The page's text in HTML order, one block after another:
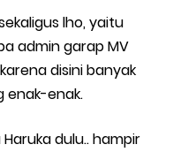
lho, yaitu
admin garap MV
disini banyak
enak-enak.
dulu.. hampir